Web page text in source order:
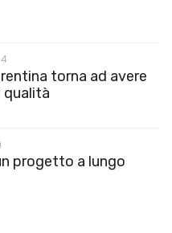
torna ad avere
qualità
progetto a lungo